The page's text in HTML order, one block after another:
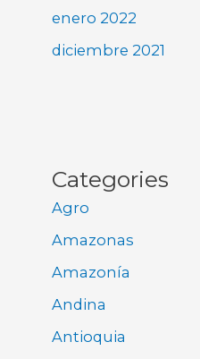
enero 2022
diciembre 2021
Categories
Agro
Amazonas
Amazonía
Andina
Antioquia